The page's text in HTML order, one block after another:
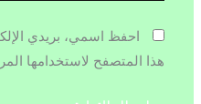
احفظ اسمي، بريدي
هذا المتصفح لاستخدامها